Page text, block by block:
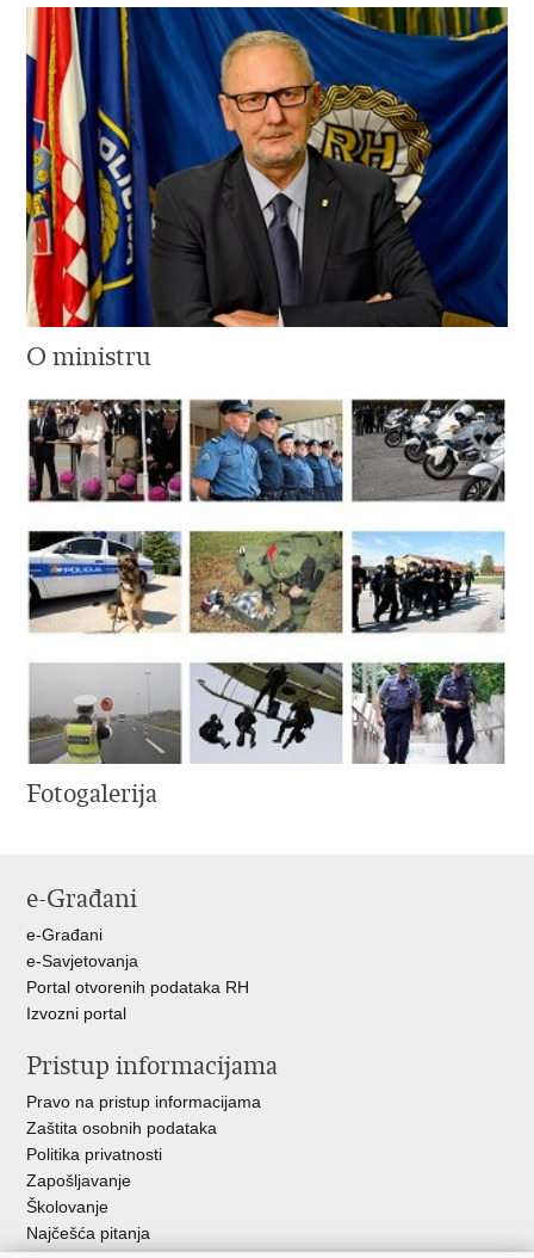
O ministru
Fotogalerija
e-Građani
e-Građani
e-Savjetovanja
Portal otvorenih podataka RH
Izvozni portal
Pristup informacijama
Pravo na pristup informacijama
Zaštita osobnih podataka
Politika privatnosti
Zapošljavanje
Školovanje
Najčešća pitanja